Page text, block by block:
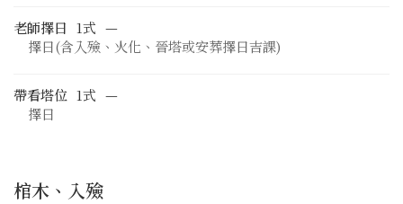
老師擇日 1式 —
擇日(含入殮、火化、晉塔或安葬擇日吉課)
帶看塔位 1式 —
擇日
棺木、入殮